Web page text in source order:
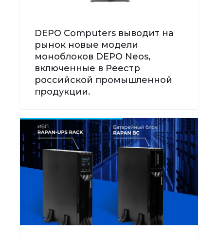
DEPO Computers выводит на
рынок новые модели
моноблоков DEPO Neos,
включенные в Реестр
российской промышленной
продукции.